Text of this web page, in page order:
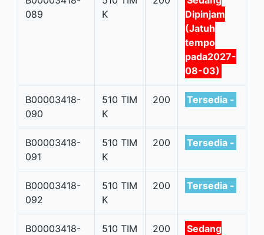
089
K
Dipinjam
(Jatuh
tempo
pada2027-
08-03)
B00003418-
090
510 TIM
K
200 Tersedia -
B00003418-
091
510 TIM
K
200 Tersedia -
B00003418-
092
510 TIM
K
200 Tersedia -
B00003418-
510 TIM
200
Sedang